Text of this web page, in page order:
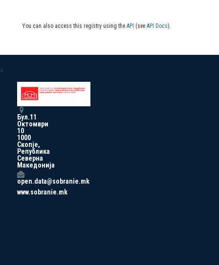
You can also access this registry using the API (see API Docs).
a
Бул.11
Октомври
10
1000
Скопје,
Република
Северна
Македонија
open.data@sobranie.mk
www.sobranie.mk